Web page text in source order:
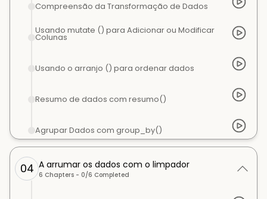
Compreensão da Transformação de Dados
Usando mutate () para Adicionar ou Modificar
Colunas
Usando o arranjo () para ordenar dados
Resumo de dados com resumo()
Agrupar Dados com group_by()
04 A arrumar os dados com o limpador
6 Chapters - 0/6 Completed